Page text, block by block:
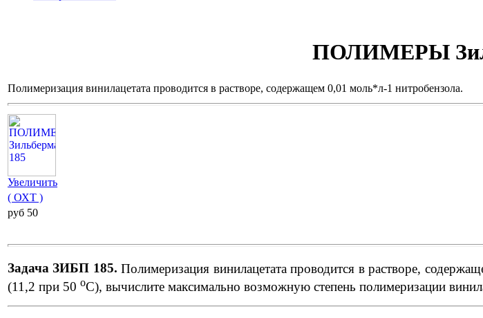
ПОЛИМЕРЫ
Полимеризация винилацетата проводится в растворе, содержащем 0,01 моль*л-1 нитробензола.
Увеличить
( ОХТ )
pуб 50
Задача ЗИБП 185. Полимеризация винилацетата проводится в растворе,
(11,2 при 50 оС), вычислите максимально возможную степень полимеризации